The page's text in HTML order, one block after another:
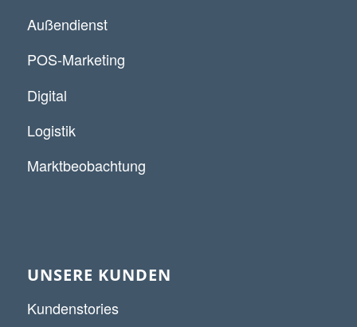
Außendienst
POS-Marketing
Digital
Logistik
Marktbeobachtung
UNSERE KUNDEN
Kundenstories